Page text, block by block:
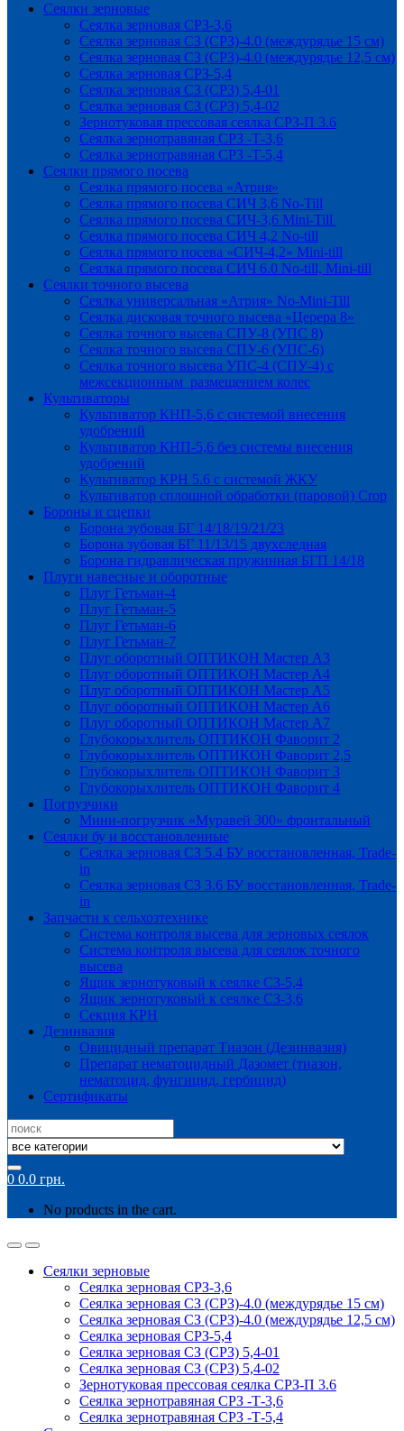
Сеялки зерновые
Сеялка зерновая СРЗ-3,6
Сеялка зерновая СЗ (СРЗ)-4.0 (междурядье 15 см)
Сеялка зерновая СЗ (СРЗ)-4.0 (междурядье 12,5 см)
Сеялка зерновая СРЗ-5,4
Сеялка зерновая СЗ (СРЗ) 5,4-01
Сеялка зерновая СЗ (СРЗ) 5,4-02
Зернотуковая прессовая сеялка СРЗ-П 3.6
Сеялка зернотравяная СРЗ -Т-3,6
Сеялка зернотравяная СРЗ -Т-5,4
Сеялки прямого посева
Сеялка прямого посева «Атрия»
Сеялка прямого посева СИЧ 3,6 No-Till
Сеялка прямого посева СИЧ-3,6 Mini-Till
Сеялка прямого посева СИЧ 4,2 No-till
Сеялка прямого посева «СИЧ-4,2» Mini-till
Сеялка прямого посева СИЧ 6.0 No-till, Mini-till
Сеялки точного высева
Сеялка универсальная «Атрия» No-Mini-Till
Сеялка дисковая точного высева «Церера 8»
Сеялка точного высева СПУ-8 (УПС 8)
Сеялка точного высева СПУ-6 (УПС-6)
Сеялка точного высева УПС-4 (СПУ-4) с
межсекционным размещением колес
Культиваторы
Культиватор КНП-5,6 с системой внесения
удобрений
Культиватор КНП-5,6 без системы внесения
удобрений
Культиватор КРН 5.6 с системой ЖКУ
Культиватор сплошной обработки (паровой) Crop
Бороны и сцепки
Борона зубовая БГ 14/18/19/21/23
Борона зубовая БГ 11/13/15 двухследная
Борона гидравлическая пружинная БГП 14/18
Плуги навесные и оборотные
Плуг Гетьман-4
Плуг Гетьман-5
Плуг Гетьман-6
Плуг Гетьман-7
Плуг оборотный ОПТИКОН Мастер А3
Плуг оборотный ОПТИКОН Мастер А4
Плуг оборотный ОПТИКОН Мастер А5
Плуг оборотный ОПТИКОН Мастер А6
Плуг оборотный ОПТИКОН Мастер А7
Глубокорыхлитель ОПТИКОН Фаворит 2
Глубокорыхлитель ОПТИКОН Фаворит 2,5
Глубокорыхлитель ОПТИКОН Фаворит 3
Глубокорыхлитель ОПТИКОН Фаворит 4
Погрузчики
Мини-погрузчик «Муравей 300» фронтальный
Сеялки бу и восстановленные
Сеялка зерновая СЗ 5.4 БУ восстановленная, Trade-
in
Сеялка зерновая СЗ 3.6 БУ восстановленная, Trade-
in
Запчасти к сельхозтехнике
Система контроля высева для зерновых сеялок
Система контроля высева для сеялок точного
высева
Ящик зернотуковый к сеялке СЗ-5,4
Ящик зернотуковый к сеялке СЗ-3,6
Секция КРН
Дезинвазия
Овицидный препарат Тиазон (Дезинвазия)
Препарат нематоцидный Дазомет (тиазон,
нематоцид, фунгицид, гербицид)
Сертификаты
Search
for:
0 0.0 грн.
No products in the cart.
Сеялки зерновые
Сеялка зерновая СРЗ-3,6
Сеялка зерновая СЗ (СРЗ)-4.0 (междурядье 15 см)
Сеялка зерновая СЗ (СРЗ)-4.0 (междурядье 12,5 см)
Сеялка зерновая СРЗ-5,4
Сеялка зерновая СЗ (СРЗ) 5,4-01
Сеялка зерновая СЗ (СРЗ) 5,4-02
Зернотуковая прессовая сеялка СРЗ-П 3.6
Сеялка зернотравяная СРЗ -Т-3,6
Сеялка зернотравяная СРЗ -Т-5,4